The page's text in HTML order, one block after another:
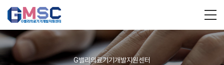
G밸리의료기기개발지원센터